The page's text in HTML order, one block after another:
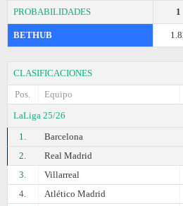
PROBABILIDADES 1
BETHUB
CLASIFICACIONES
Pos.
Equipo
LaLiga 25/26
1.
Barcelona
2.
Real Madrid
3.
Villarreal
4.
Atlético Madrid